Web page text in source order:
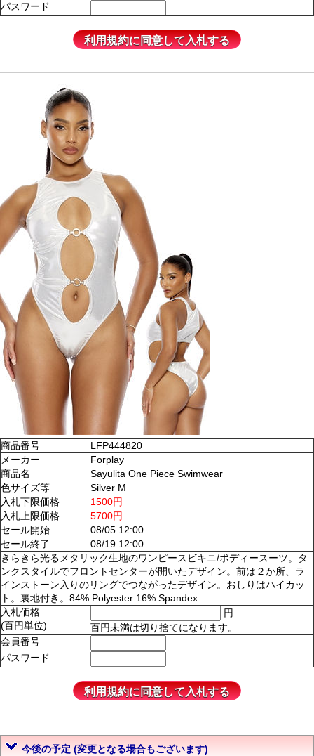
パスワード
商品番号
LFP444820
メーカー
Forplay
商品名
Sayulita One Piece Swimwear
色サイズ等
Silver M
入札下限価格
1500円
入札上限価格
5700円
セール開始
08/05 12:00
セール終了
08/19 12:00
きらきら光るメタリック生地のワンピースビキニ/ボディースーツ。タ
ンクスタイルでフロントセンターが開いたデザイン。前は２か所、ラ
インストーン入りのリングでつながったデザイン。おしりはハイカッ
ト。裏地付き。84% Polyester 16% Spandex.
入札価格
(百円単位)
円
百円未満は切り捨てになります。
会員番号
パスワード
今後の予定 (変更となる場合もございます)